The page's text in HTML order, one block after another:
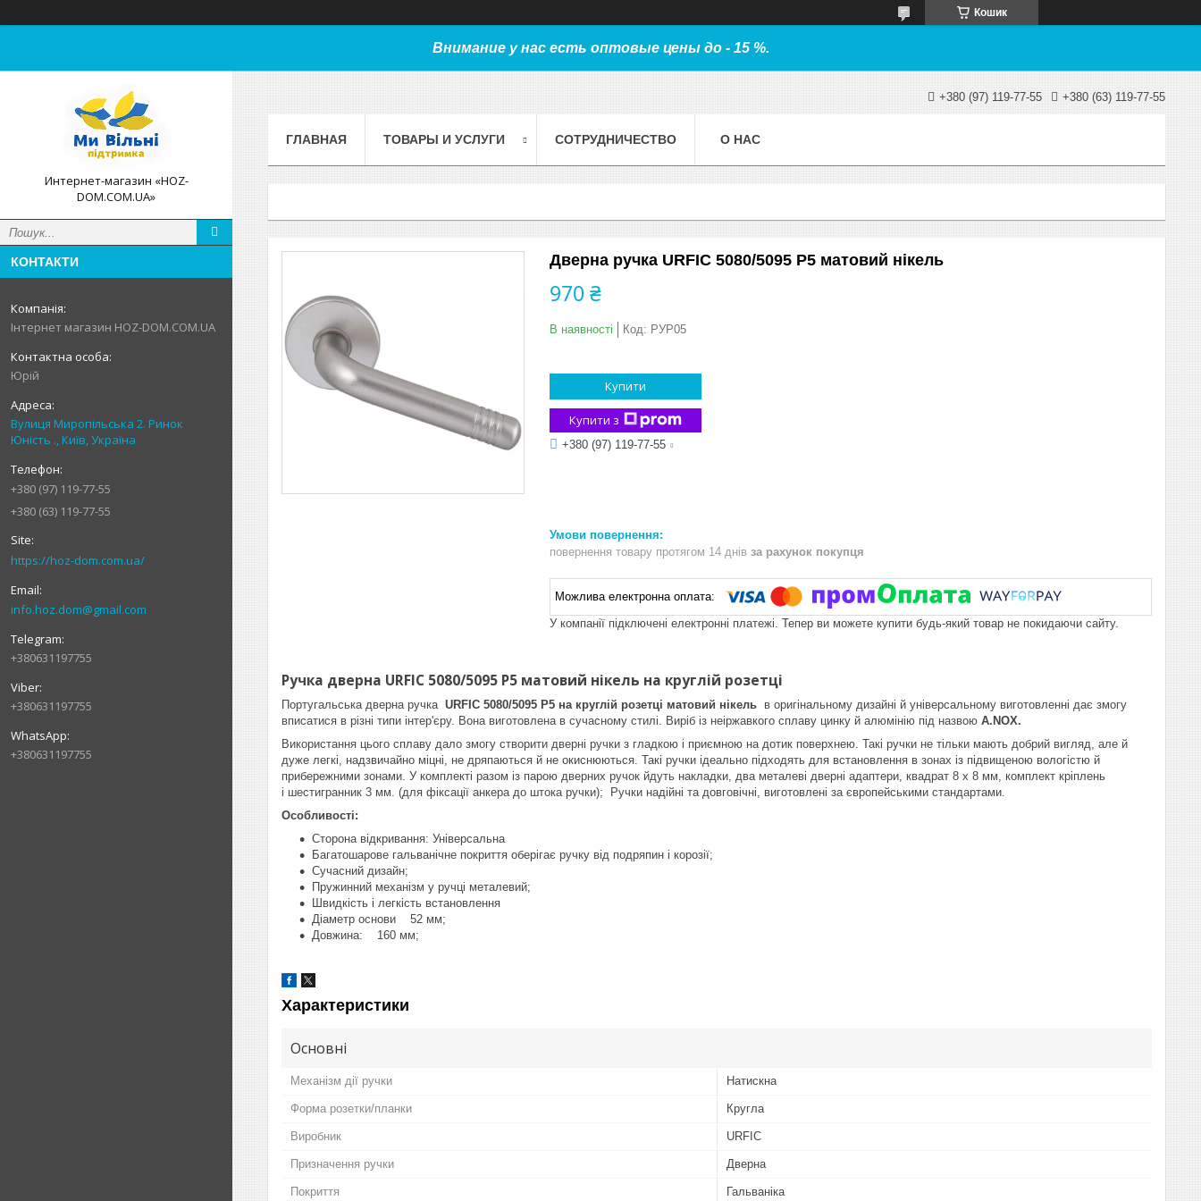
Кошик
Внимание у нас есть оптовые цены до - 15 %.
Интернет-магазин «HOZ-
DOM.COM.UA»
КОНТАКТИ
Інтернет магазин HOZ-DOM.COM.UA
Юрій
Вулиця Миропільська 2. Ринок
Юність ., Київ, Україна
+380 (97) 119-77-55
+380 (63) 119-77-55
https://hoz-dom.com.ua/
info.hoz.dom@gmail.com
+380631197755
+380631197755
+380631197755
+380 (97) 119-77-55 +380 (63) 119-77-55
ГЛАВНАЯ ТОВАРЫ И УСЛУГИ СОТРУДНИЧЕСТВО О НАС
Дверна ручка URFIC 5080/5095 P5 матовий нікель
970 ₴
В наявності Код: РУР05
Купити
Купити з
+380 (97) 119-77-55
повернення товару протягом 14 днів за рахунок покупця
У компанії підключені електронні платежі. Тепер ви можете купити будь-який товар не покидаючи сайту.
Ручка дверна URFIC 5080/5095 P5 матовий нікель на круглій розетці
Португальська дверна ручка URFIC 5080/5095 P5 на круглій розетці матовий нікель в оригінальному дизайні й універсальному виготовленні дає змогу
вписатися в різні типи інтер'єру. Вона виготовлена в сучасному стилі. Виріб із неіржавкого сплаву цинку й алюмінію під назвою A.NOX.
Використання цього сплаву дало змогу створити дверні ручки з гладкою і приємною на дотик поверхнею. Такі ручки не тільки мають добрий вигляд, але й
дуже легкі, надзвичайно міцні, не дряпаються й не окиснюються. Такі ручки ідеально підходять для встановлення в зонах із підвищеною вологістю й
прибережними зонами. У комплекті разом із парою дверних ручок йдуть накладки, два металеві дверні адаптери, квадрат 8 х 8 мм, комплект кріплень
і шестигранник 3 мм. (для фіксації анкера до штока ручки); Ручки надійні та довговічні, виготовлені за європейськими стандартами.
Особливості:
Сторона відкривання: Універсальна
Багатошарове гальванічне покриття оберігає ручку від подряпин і корозії;
Сучасний дизайн;
Пружинний механізм у ручці металевий;
Швидкість і легкість встановлення
Діаметр основи 52 мм;
Довжина: 160 мм;
Характеристики
Основні
Механізм дії ручки Натискна
Форма розетки/планки Кругла
Виробник URFIC
Призначення ручки Дверна
Покриття Гальваніка